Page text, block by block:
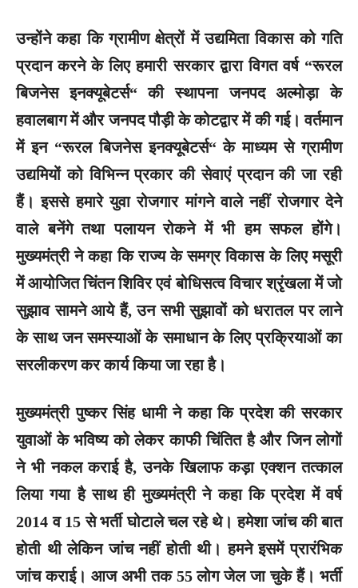
उन्होंने कहा कि ग्रामीण क्षेत्रों में उद्यमिता विकास को गति
प्रदान करने के लिए हमारी सरकार द्वारा विगत वर्ष “रूरल
बिजनेस इनक्यूबेटर्स“ की स्थापना जनपद अल्मोड़ा के
हवालबाग में और जनपद पौड़ी के कोटद्वार में की गई। वर्तमान
में इन “रूरल बिजनेस इनक्यूबेटर्स“ के माध्यम से ग्रामीण
उद्यमियों को विभिन्न प्रकार की सेवाएं प्रदान की जा रही
हैं। इससे हमारे युवा रोजगार मांगने वाले नहीं रोजगार देने
वाले बनेंगे तथा पलायन रोकने में भी हम सफल होंगे।
मुख्यमंत्री ने कहा कि राज्य के समग्र विकास के लिए मसूरी
में आयोजित चिंतन शिविर एवं बोधिसत्व विचार श्रृंखला में जो
सुझाव सामने आये हैं, उन सभी सुझावों को धरातल पर लाने
के साथ जन समस्याओं के समाधान के लिए प्रक्रियाओं का
सरलीकरण कर कार्य किया जा रहा है।
मुख्यमंत्री पुष्कर सिंह धामी ने कहा कि प्रदेश की सरकार
युवाओं के भविष्य को लेकर काफी चिंतित है और जिन लोगों
ने भी नकल कराई है, उनके खिलाफ कड़ा एक्शन तत्काल
लिया गया है साथ ही मुख्यमंत्री ने कहा कि प्रदेश में वर्ष
2014 व 15 से भर्ती घोटाले चल रहे थे। हमेशा जांच की बात
होती थी लेकिन जांच नहीं होती थी। हमने इसमें प्रारंभिक
जांच कराई। आज अभी तक 55 लोग जेल जा चुके हैं। भर्ती